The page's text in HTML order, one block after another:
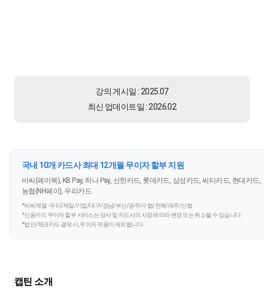
강의 게시일 : 2025.07
최신 업데이트일 : 2026.02
국내 10개 카드사 최대 12개월 무이자 할부 지원
비씨(페이북), KB Pay, 하나 Pay, 신한카드, 롯데카드, 삼성카드, 씨티카드, 현대카드,
농협(NH페이), 우리카드
*비씨계열 - 우리/제일/기업/대구/경남/부산/광주/수협/전북/제주/신협
*신용카드 무이자 할부 서비스는 당사 및 카드사의 사정에 따라 변경 또는 취소될 수 있습니다.
*법인/체크카드 결제 시, 무이자 적용이 제외됩니다.
캡틴 소개